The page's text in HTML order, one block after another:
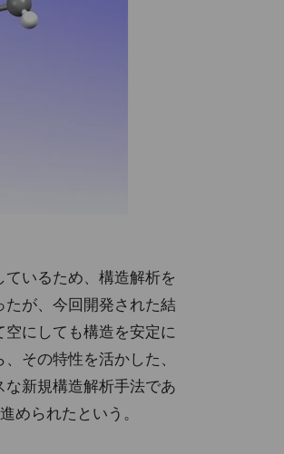
いるため、構造解析を
が、今回開発された結
にしても構造を安定に
その特性を活かした、
新規構造解析手法であ
められたという。